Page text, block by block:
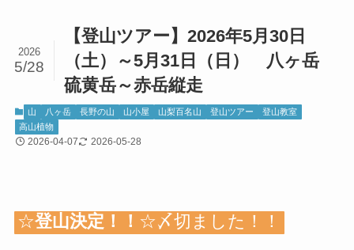
【登山ツアー】2026年5月30日
（土）～5月31日（日） 八ヶ岳
硫黄岳～赤岳縦走
2026
5/28
山 八ヶ岳 長野の山 山小屋 山梨百名山 登山ツアー
登山教室
高山植物
2026-04-07 2026-05-28
☆登山決定！！ ☆〆切ました！！